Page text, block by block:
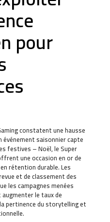
pour
constatent une hausse
saisonnier capte
festives – Noël, le Super
une occasion en or de
rétention durable. Les
et de classement des
les campagnes menées
le taux de
la pertinence du storytelling et